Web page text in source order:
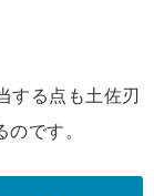
する点も土佐刃
です。